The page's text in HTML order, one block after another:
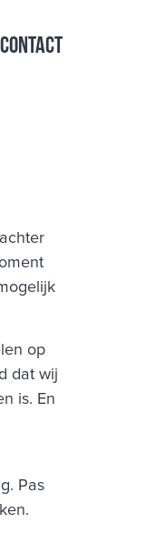
Contact
op
dat wij
is. En
Pas